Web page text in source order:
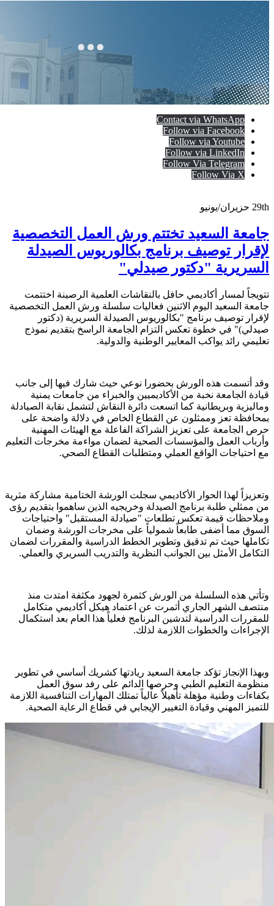
Contact via WhatsApp
Follow via Facebook
Follow via Youtube
Follow via LinkedIn
Follow Via Telegram
Follow Via X
29th حزيران/يونيو
جامعة السعيد تختتم ورش العمل التخصصية
لإقرار توصيف برنامج بكالوريوس الصيدلة
السريرية "دكتور صيدلي"
تتويجاً لمسار أكاديمي حافل بالنقاشات العلمية الرصينة اختتمت
جامعة السعيد اليوم الاثنين فعاليات سلسلة ورش العمل التخصصية
لإقرار توصيف برنامج "بكالوريوس الصيدلة السريرية (دكتور
صيدلي)" في خطوة تعكس التزام الجامعة الراسخ بتقديم نموذج
تعليمي رائد يواكب المعايير الوطنية والدولية.
​وقد أتسمت هذه الورش بحضورا نوعي حيث شارك فيها إلى جانب
قيادة الجامعة نخبة من الأكاديميين والخبراء من جامعات يمنية
وماليزية وبريطانية كما اتسعت دائرة النقاش لتشمل نقابة الصيادلة
بمحافظة تعز وممثلون عن القطاع الخاص في دلالة واضحة على
حرص الجامعة على تعزيز الشراكة الفاعلة مع الهيئات المهنية
وأرباب العمل والمؤسسات الصحية لضمان مواءمة مخرجات التعليم
مع احتياجات الواقع العملي ومتطلبات القطاع الصحي.
​وتعزيزاً لهذا الحوار الأكاديمي سجلت الورشة الختامية مشاركة مثرية
من ممثلي طلبة برنامج الصيدلة وخريجيه الذين ساهموا بتقديم رؤى
وملاحظات قيمة تعكس تطلعات "صيادلة المستقبل" واحتياجات
السوق مما أضفى طابعاً شمولياً على مخرجات الورشة وضمان
تكاملها حيث تم تدقيق وتطوير الخطط الدراسية والمقررات لضمان
التكامل الأمثل بين الجوانب النظرية والتدريب السريري والعملي.
​وتأتي هذه السلسلة من الورش كثمرة لجهود مكثفة امتدت منذ
منتصف الشهر الجاري أثمرت عن اعتماد هيكل أكاديمي متكامل
للمقررات الدراسية لتدشين البرنامج فعلياً هذا العام بعد استكمال
الإجراءات والخطوات اللازمة لذلك.
​وبهذا الإنجاز تؤكد جامعة السعيد ريادتها كشريك أساسي في تطوير
منظومة التعليم الطبي وحرصها الدائم على رفد سوق العمل
بكفاءات وطنية مؤهلة تأهيلاً عالياً تمتلك المهارات التنافسية اللازمة
للتميز المهني وقيادة التغيير الإيجابي في قطاع الرعاية الصحية.